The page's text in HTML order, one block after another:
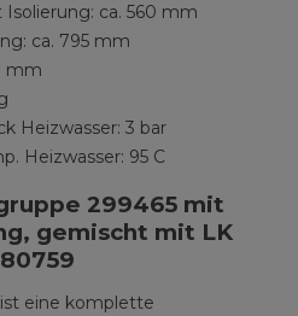
ca. 560 mm
ca. 795 mm
mm
Heizwasser: 3 bar
Heizwasser: 95 C
299465 mit
gemischt mit LK
eine komplette